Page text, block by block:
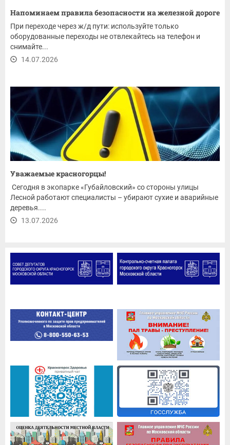
Напоминаем правила безопасности на железной дороге
При переходе через ж/д пути: используйте только
оборудованные переходы не отвлекайтесь на телефон и
снимайте...
14.07.2026
Уважаемые красногорцы!
Сегодня в экопарке «Губайловский» со стороны улицы
Лесной работают специалисты – убирают сухие и аварийные
деревья....
13.07.2026